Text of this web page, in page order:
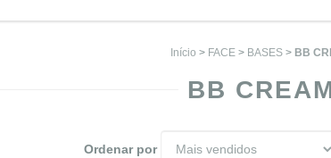
Início > FACE > BASES > BB
BB
Ordenar por